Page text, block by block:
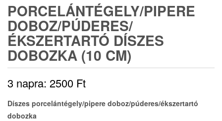
PORCELÁNTÉGELY/PIPERE
DOBOZ/PÚDERES/
ÉKSZERTARTÓ DÍSZES
DOBOZKA (10 CM)
3 napra: 2500 Ft
Díszes porcelántégely/pipere doboz/púderes/ékszertartó
dobozka